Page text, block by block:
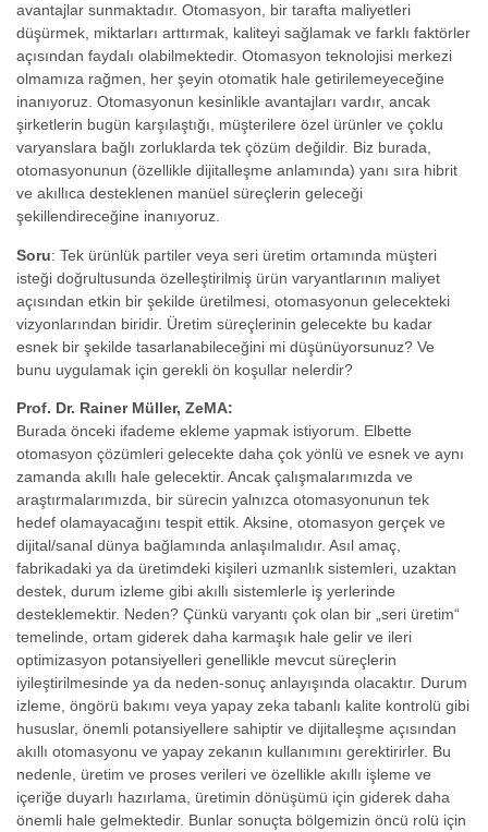
avantajlar sunmaktadır. Otomasyon, bir tarafta maliyetleri
düşürmek, miktarları arttırmak, kaliteyi sağlamak ve farklı faktörler
açısından faydalı olabilmektedir. Otomasyon teknolojisi merkezi
olmamıza rağmen, her şeyin otomatik hale getirilemeyeceğine
inanıyoruz. Otomasyonun kesinlikle avantajları vardır, ancak
şirketlerin bugün karşılaştığı, müşterilere özel ürünler ve çoklu
varyanslara bağlı zorluklarda tek çözüm değildir. Biz burada,
otomasyonunun (özellikle dijitalleşme anlamında) yanı sıra hibrit
ve akıllıca desteklenen manüel süreçlerin geleceği
şekillendireceğine inanıyoruz.
Soru: Tek ürünlük partiler veya seri üretim ortamında müşteri
isteği doğrultusunda özelleştirilmiş ürün varyantlarının maliyet
açısından etkin bir şekilde üretilmesi, otomasyonun gelecekteki
vizyonlarından biridir. Üretim süreçlerinin gelecekte bu kadar
esnek bir şekilde tasarlanabileceğini mi düşünüyorsunuz? Ve
bunu uygulamak için gerekli ön koşullar nelerdir?
Prof. Dr. Rainer Müller, ZeMA:
Burada önceki ifademe ekleme yapmak istiyorum. Elbette
otomasyon çözümleri gelecekte daha çok yönlü ve esnek ve aynı
zamanda akıllı hale gelecektir. Ancak çalışmalarımızda ve
araştırmalarımızda, bir sürecin yalnızca otomasyonunun tek
hedef olamayacağını tespit ettik. Aksine, otomasyon gerçek ve
dijital/sanal dünya bağlamında anlaşılmalıdır. Asıl amaç,
fabrikadaki ya da üretimdeki kişileri uzmanlık sistemleri, uzaktan
destek, durum izleme gibi akıllı sistemlerle iş yerlerinde
desteklemektir. Neden? Çünkü varyantı çok olan bir „seri üretim“
temelinde, ortam giderek daha karmaşık hale gelir ve ileri
optimizasyon potansiyelleri genellikle mevcut süreçlerin
iyileştirilmesinde ya da neden-sonuç anlayışında olacaktır. Durum
izleme, öngörü bakımı veya yapay zeka tabanlı kalite kontrolü gibi
hususlar, önemli potansiyellere sahiptir ve dijitalleşme açısından
akıllı otomasyonu ve yapay zekanın kullanımını gerektirirler. Bu
nedenle, üretim ve proses verileri ve özellikle akıllı işleme ve
içeriğe duyarlı hazırlama, üretimin dönüşümü için giderek daha
önemli hale gelmektedir. Bunlar sonuçta bölgemizin öncü rolü için